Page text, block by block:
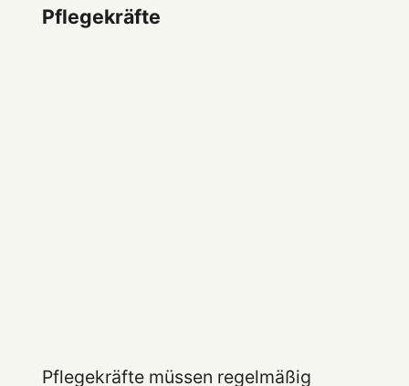
Pflegekräfte
Pflegekräfte müssen regelmäßig